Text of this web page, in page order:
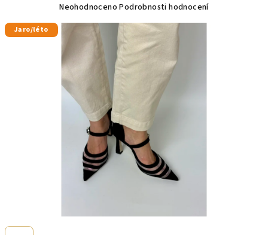
produktu
Neohodnoceno Podrobnosti hodnocení
Jaro/léto